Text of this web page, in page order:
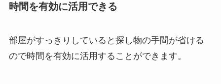
時間を有効に活用できる
部屋がすっきりしていると探し物の手間が省ける
ので時間を有効に活用することができます。